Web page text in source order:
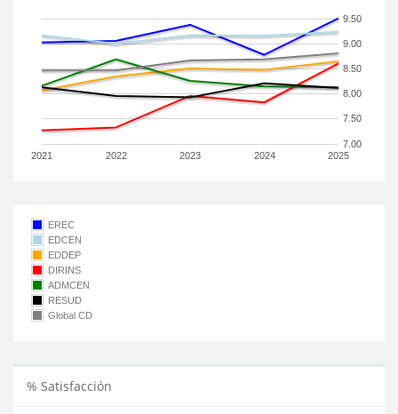
2021 2022 2023 2024 2025
7.00
7.50
8.00
8.50
9.00
9.50
EREC
EDCEN
EDDEP
DIRINS
ADMCEN
RESUD
Global CD
% Satisfacción